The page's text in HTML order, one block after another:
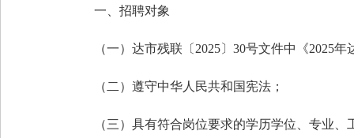
一、招聘对象
（一）达市残联〔 2025〕 30号文件中《2025年
（二）遵守中华人民共和国宪法；
（三）具有符合岗位要求的学历学位、专业、